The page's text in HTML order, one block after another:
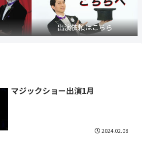
出演依頼はこちら
マジックショー出演1月
2024.02.08